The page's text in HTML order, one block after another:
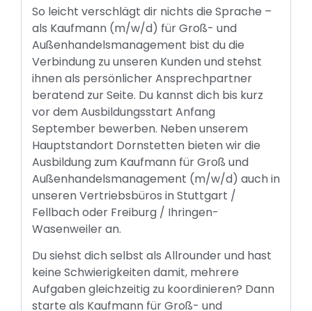
So leicht verschlägt dir nichts die Sprache –
als Kaufmann (m/w/d) für Groß- und
Außenhandelsmanagement bist du die
Verbindung zu unseren Kunden und stehst
ihnen als persönlicher Ansprechpartner
beratend zur Seite. Du kannst dich bis kurz
vor dem Ausbildungsstart Anfang
September bewerben. Neben unserem
Hauptstandort Dornstetten bieten wir die
Ausbildung zum Kaufmann für Groß und
Außenhandelsmanagement (m/w/d) auch in
unseren Vertriebsbüros in Stuttgart /
Fellbach oder Freiburg / Ihringen-
Wasenweiler an.
Du siehst dich selbst als Allrounder und hast
keine Schwierigkeiten damit, mehrere
Aufgaben gleichzeitig zu koordinieren? Dann
starte als Kaufmann für Groß- und